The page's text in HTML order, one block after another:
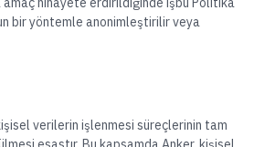
bir yöntemle anonimleştirilir veya
verilerin işlenmesi süreçlerinin tam